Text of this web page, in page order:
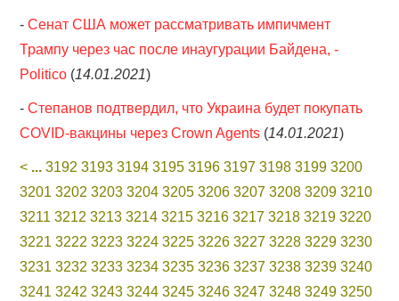
-Сенат США может рассматривать импичмент
Трампу через час после инаугурации Байдена, -
Politico (14.01.2021)
-Степанов подтвердил, что Украина будет покупать
COVID-вакцины через Crown Agents (14.01.2021)
< ... 3192 3193 3194 3195 3196 3197 3198 3199 3200
3201 3202 3203 3204 3205 3206 3207 3208 3209 3210
3211 3212 3213 3214 3215 3216 3217 3218 3219 3220
3221 3222 3223 3224 3225 3226 3227 3228 3229 3230
3231 3232 3233 3234 3235 3236 3237 3238 3239 3240
3241 3242 3243 3244 3245 3246 3247 3248 3249 3250